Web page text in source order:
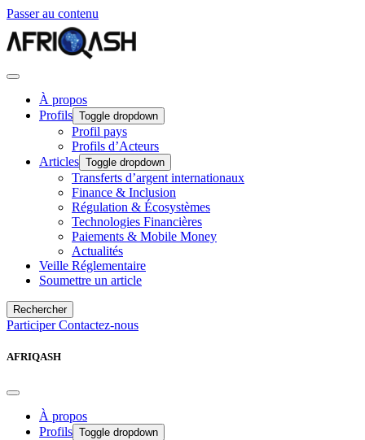
Passer au contenu
À propos
Profils Toggle dropdown
Profil pays
Profils d’Acteurs
Articles Toggle dropdown
Transferts d’argent internationaux
Finance & Inclusion
Régulation & Écosystèmes
Technologies Financières
Paiements & Mobile Money
Actualités
Veille Réglementaire
Soumettre un article
Rechercher
ParticiperContactez-nous
AFRIQASH
À propos
Profils Toggle dropdown